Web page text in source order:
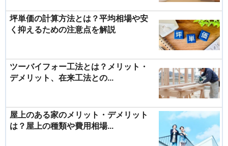
坪単価の計算方法とは？平均相場や安
く抑えるための注意点を解説
ツーバイフォー工法とは？メリット・
デメリット、在来工法との...
屋上のある家のメリット・デメリット
は？屋上の種類や費用相場...